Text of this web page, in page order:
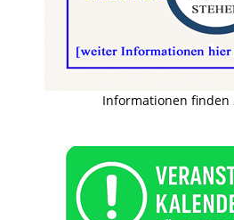
Informationen finden